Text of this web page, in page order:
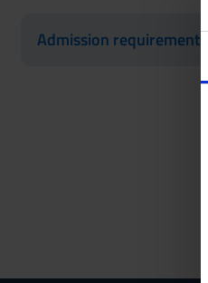
Admission requirements